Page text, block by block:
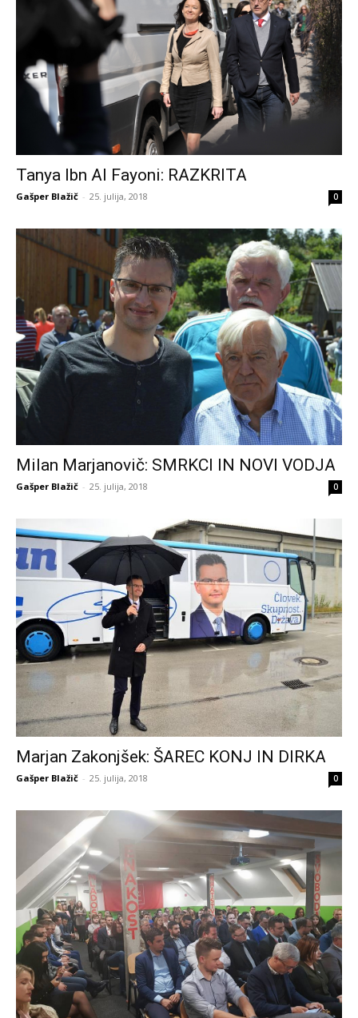
Tanya Ibn Al Fayoni: RAZKRITA
Gašper Blažič - 25. julija, 2018 0
Milan Marjanovič: SMRKCI IN NOVI VODJA
Gašper Blažič - 25. julija, 2018 0
Marjan Zakonjšek: ŠAREC KONJ IN DIRKA
Gašper Blažič - 25. julija, 2018 0